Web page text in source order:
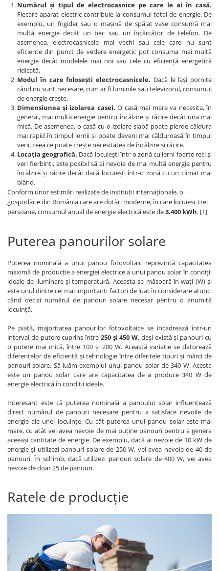
Numărul și tipul de electrocasnice pe care le ai în casă.
Fiecare aparat electric contribuie la consumul total de energie. De
exemplu, un frigider sau o mașină de spălat vase consumă mai
multă energie decât un bec sau un încărcător de telefon. De
asemenea, electrocasnicele mai vechi sau cele care nu sunt
eficiente din punct de vedere energetic pot consuma mai multă
energie decât modelele mai noi sau cele cu eficiență energetică
ridicată.
Modul în care folosești electrocasnicele. Dacă le lași pornite
când nu sunt necesare, cum ar fi luminile sau televizorul, consumul
de energie crește.
Dimensiunea și izolarea casei. O casă mai mare va necesita, în
general, mai multă energie pentru încălzire și răcire decât una mai
mică. De asemenea, o casă cu o izolare slabă poate pierde căldura
mai rapid în timpul iernii și poate deveni mai călduroasă în timpul
verii, ceea ce poate crește necesitatea de încălzire și răcire.
Locația geografică. Dacă locuiești într-o zonă cu ierni foarte reci și
veri fierbinți, este posibil să ai nevoie de mai multă energie pentru
încălzire și răcire decât dacă locuiești într-o zonă cu un climat mai
blând.
Conform unor estimări realizate de instituții internaționale, o
gospodărie din România care are dotări moderne, în care locuiesc trei
persoane, consumul anual de energie electrică este de3.400 kWh. [1]
Puterea panourilor solare
Puterea nominală a unui panou fotovoltaic reprezintă capacitatea
maximă de producție a energiei electrice a unui panou solar în condiții
ideale de iluminare și temperatură. Aceasta se măsoară în wați (W) și
este unul dintre cei mai importanți factori de luat în considerare atunci
când decizi numărul de panouri solare necesar pentru o anumită
locuință.
Pe piață, majoritatea panourilor fotovoltaice se încadrează într-un
interval de putere cuprins între 250 și 450 W, deși există și panouri cu
o putere mai mică, între 100 și 200 W. Această variație se datorează
diferențelor de eficiență și tehnologie între diferitele tipuri și mărci de
panouri solare. Să luăm exemplul unui panou solar de 340 W. Acesta
este un panou solar care are capacitatea de a produce 340 W de
energie electrică în condiții ideale.
Interesant este că puterea nominală a panoului solar influențează
direct numărul de panouri necesare pentru a satisface nevoile de
energie ale unei locuințe. Cu cât puterea unui panou solar este mai
mare, cu atât vei avea nevoie de mai puține panouri pentru a genera
aceeași cantitate de energie. De exemplu, dacă ai nevoie de 10 kW de
energie și utilizezi panouri solare de 250 W, vei avea nevoie de 40 de
panouri. În schimb, dacă utilizezi panouri solare de 400 W, vei avea
nevoie de doar 25 de panouri.
Ratele de producție